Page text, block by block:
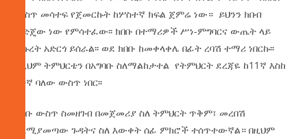
ውስጥ መሳተፍ የጀመርኩት ከሦስተኛ ክፍል ጀምሬ ነው። ይህንን ክበብ
ወድጄው ነው የምሳተፈው፡፡ ክበቡ በተማሪዎች ሥነ-ምግባርና ውጤት ላይ
ትኩረት አድርጎ ይሰራል፡፡ ወደ ክበቡ ከመቀላቀሌ በፊት ረባሽ ተማሪ ነበርኩ፡፡
በዚህም ትምህርቴን በአግባቡ ስለማልከታተል የትምህርት ደረጃዬ ከ11ኛ እስከ
20ኛ ባለው ውስጥ ነበር፡፡
ክበቡ ውስጥ ስመዘገብ በመጀመሪያ ስለ ትምህርት ጥቅም፣ መረበሽ
ስለሚያመጣው ጉዳትና ስለ እውቀት ሰፊ ምክሮች ተሰጥተውኛል። በዚህም